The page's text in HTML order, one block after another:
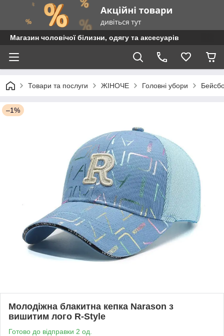
Магазин чоловічої білизни, одягу та аксесуарів
Товари та послуги ЖІНОЧЕ Головні убори
–1%
Молодіжна блакитна кепка Narason з
вишитим лого R-Style
Готово до відправки 2 од.